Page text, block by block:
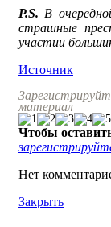
P.S. В
страшные
участии
Источник
материал
Чтобы
Нет
Закрыть